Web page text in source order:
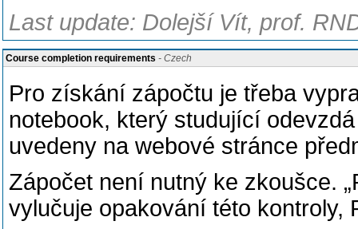
Last update: Dolejší Vít, prof.
Course completion requirements - Czech
Pro získání zápočtu je třeba
notebook, který studující
uvedeny na webové stránce
Zápočet není nutný ke zkoušce.
vylučuje opakování této kontroly,